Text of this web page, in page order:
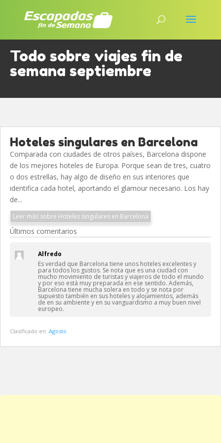
Todo sobre viajes fin de
semana septiembre
Hoteles singulares en Barcelona
Comparada con ciudades de otros países, Barcelona dispone
de los mejores hoteles de Europa. Porque sean de tres, cuatro
o dos estrellas, hay algo de diseño en sus interiores que
identifica cada hotel, aportando el glamour necesario. Los hay
de...
Leer más sobre Hoteles singulares en Barcelona
Últimos comentarios
Alfredo
Es verdad que Barcelona tiene unos hoteles excelentes y
para todos los gustos. Se nota que es una ciudad con
mucho movimiento de turistas y viajeros de todo el mundo
y por eso está muy preparada en ese sentido. Además,
Barcelona tiene mucha solera en todo y se nota por
supuesto también en sus hoteles y alojamientos, además
de en su ambiente y en su vanguardismo a muy buen nivel
europeo.
Clasificado en: Agosto